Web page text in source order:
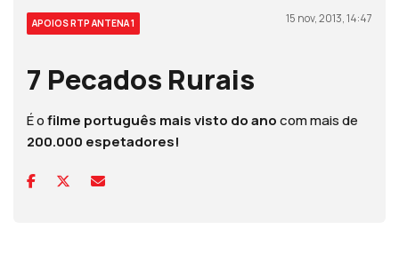
APOIOS RTP ANTENA 1 15 nov, 2013, 14:47
7 Pecados Rurais
É ofilme português mais visto do anocom mais de
200.000 espetadores!